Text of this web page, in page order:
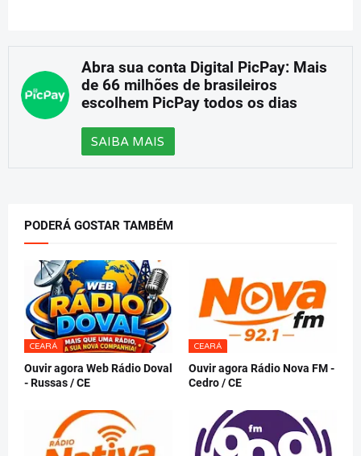
Abra sua conta Digital PicPay: Mais
de 66 milhões de brasileiros
escolhem PicPay todos os dias
SAIBA MAIS
PODERÁ GOSTAR TAMBÉM
CEARÁ
Ouvir agora Web Rádio Doval
- Russas / CE
CEARÁ
Ouvir agora Rádio Nova FM -
Cedro / CE